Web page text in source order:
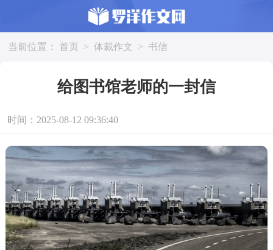
当前位置： 首页 > 体裁作文 > 书信
给图书馆老师的一封信
时间：2025-08-12 09:36:40